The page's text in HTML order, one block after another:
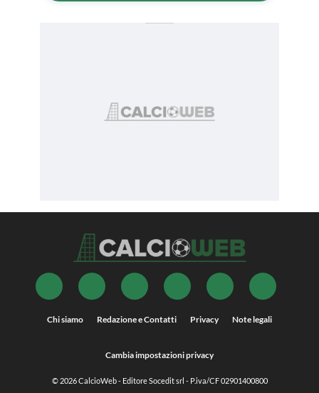
Chi siamo Redazione e Contatti Privacy Note legali
Cambia impostazioni privacy
© 2026CalcioWeb- Editore Socedit srl - P.iva/CF 02901400800